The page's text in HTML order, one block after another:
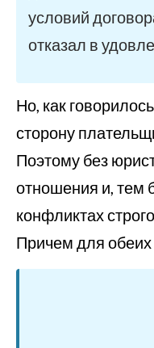
условий
отказал в
Но, как
сторону
Поэтому без
отношения и, тем
конфликтах
Причем для обеих